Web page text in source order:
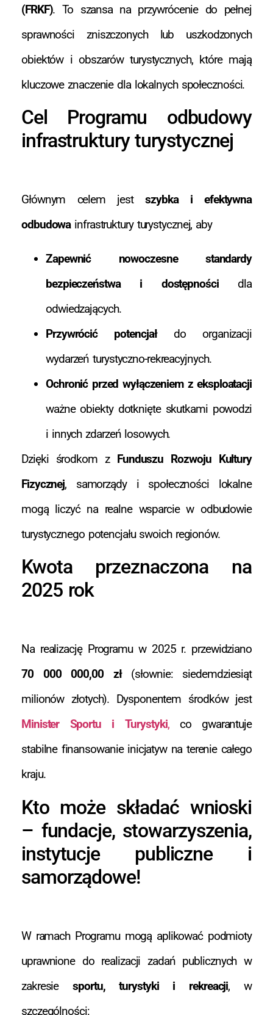
(FRKF). To szansa na przywrócenie do pełnej
sprawności zniszczonych lub uszkodzonych
obiektów i obszarów turystycznych, które mają
kluczowe znaczenie dla lokalnych społeczności.
Cel Programu odbudowy
infrastruktury turystycznej
Głównym celem jestszybka i efektywna
odbudowainfrastruktury turystycznej, aby
Zapewnić nowoczesne standardy
bezpieczeństwa i dostępnościdla
odwiedzających.
Przywrócić potencjałdo organizacji
wydarzeń turystyczno-rekreacyjnych.
Ochronić przed wyłączeniem z eksploatacji
ważne obiekty dotknięte skutkami powodzi
i innych zdarzeń losowych.
Dzięki środkom z Funduszu Rozwoju Kultury
Fizycznej, samorządy i społeczności lokalne
mogą liczyć na realne wsparcie w odbudowie
turystycznego potencjału swoich regionów.
Kwota przeznaczona na
2025 rok
Na realizację Programu w 2025 r. przewidziano
70 000 000,00 zł(słownie: siedemdziesiąt
milionów złotych). Dysponentem środków jest
Minister Sportu i Turystyki, co gwarantuje
stabilne finansowanie inicjatyw na terenie całego
kraju.
Kto może składać wnioski
– fundacje, stowarzyszenia,
instytucje publiczne i
samorządowe!
W ramach Programu mogą aplikować podmioty
uprawnione do realizacji zadań publicznych w
zakresiesportu, turystyki i rekreacji, w
szczególności: